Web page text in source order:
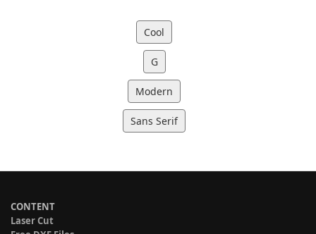
Cool
G
Modern
Sans Serif
CONTENT
Laser Cut